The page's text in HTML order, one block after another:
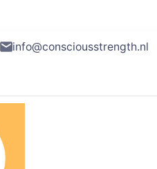
info@consciousstrength.nl